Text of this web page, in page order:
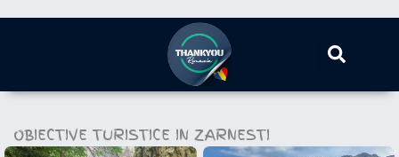
OBIECTIVE TURISTICE IN ZARNESTI